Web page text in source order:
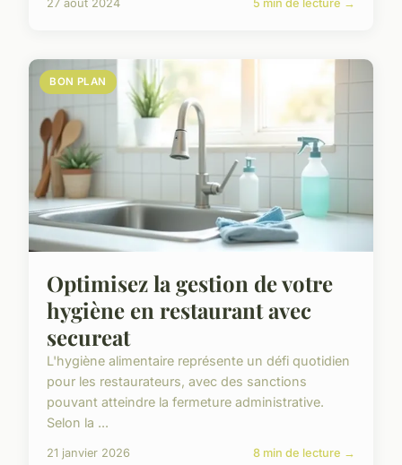
27 août 2024 5 min de lecture →
BON PLAN
Optimisez la gestion de votre
hygiène en restaurant avec
secureat
L'hygiène alimentaire représente un défi quotidien
pour les restaurateurs, avec des sanctions
pouvant atteindre la fermeture administrative.
Selon la ...
21 janvier 2026 8 min de lecture →